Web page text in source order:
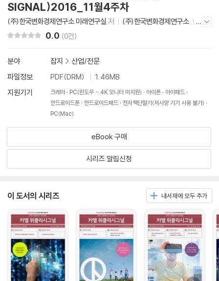
SIGNAL)2016_11월4주차
(주)한국변화경제연구소 미래연구실 저
(주)한국변화경제연구소
2016년 11월 30일
0.0 (0건)
분야 잡지 > 산업/전문
파일정보
PDF(DRM)
1.46MB
지원기기
크레마 PC(윈도우 - 4K 모니터 미지원) 아이폰
아이패드
안드로이드폰
안드로이드패드
전자책단말기(저사양 기기 사용 불가)
PC(Mac)
eBook 구매
시리즈 알림신청
이 도서의 시리즈 내서재에 모두 추가